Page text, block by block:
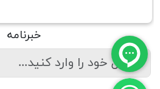
خبرنامه